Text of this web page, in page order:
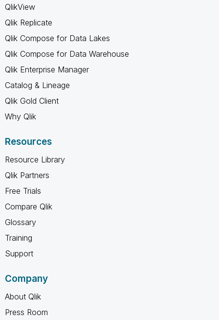
QlikView
Qlik Replicate
Qlik Compose for Data Lakes
Qlik Compose for Data Warehouse
Qlik Enterprise Manager
Catalog & Lineage
Qlik Gold Client
Why Qlik
Resources
Resource Library
Qlik Partners
Free Trials
Compare Qlik
Glossary
Training
Support
Company
About Qlik
Press Room